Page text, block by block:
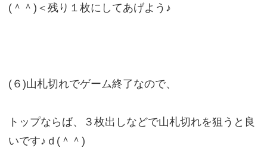
(＾＾)＜残り１枚にしてあげよう♪
(６)山札切れでゲーム終了なので、
トップならば、３枚出しなどで山札切れを狙うと良
いです♪ｄ(＾＾)